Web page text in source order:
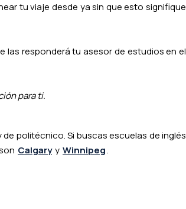
tu viaje desde ya sin que esto signifique
las responderá tu asesor de estudios en el
para ti.
politécnico. Si buscas escuelas de inglés
Calgary y Winnipeg.